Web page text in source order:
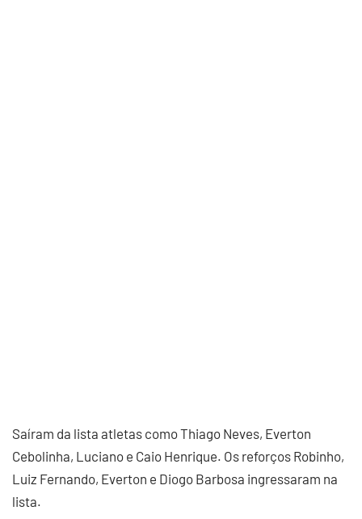
Saíram da lista atletas como Thiago Neves, Everton
Cebolinha, Luciano e Caio Henrique. Os reforços Robinho,
Luiz Fernando, Everton e Diogo Barbosa ingressaram na
lista.